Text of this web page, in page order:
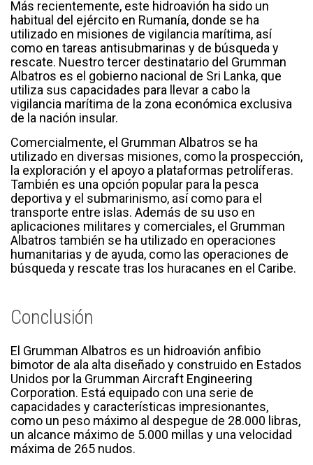
Más recientemente, este hidroavión ha sido un
habitual del ejército en Rumanía, donde se ha
utilizado en misiones de vigilancia marítima, así
como en tareas antisubmarinas y de búsqueda y
rescate. Nuestro tercer destinatario del Grumman
Albatros es el gobierno nacional de Sri Lanka, que
utiliza sus capacidades para llevar a cabo la
vigilancia marítima de la zona económica exclusiva
de la nación insular.
Comercialmente, el Grumman Albatros se ha
utilizado en diversas misiones, como la prospección,
la exploración y el apoyo a plataformas petrolíferas.
También es una opción popular para la pesca
deportiva y el submarinismo, así como para el
transporte entre islas. Además de su uso en
aplicaciones militares y comerciales, el Grumman
Albatros también se ha utilizado en operaciones
humanitarias y de ayuda, como las operaciones de
búsqueda y rescate tras los huracanes en el Caribe.
Conclusión
El Grumman Albatros es un hidroavión anfibio
bimotor de ala alta diseñado y construido en Estados
Unidos por la Grumman Aircraft Engineering
Corporation. Está equipado con una serie de
capacidades y características impresionantes,
como un peso máximo al despegue de 28.000 libras,
un alcance máximo de 5.000 millas y una velocidad
máxima de 265 nudos.